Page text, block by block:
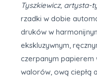
Tyszkiewicz, artysta-
rzadki w dobie
druków w
ekskluzywnym,
czerpanym papierem
walorów, ową ciepłą